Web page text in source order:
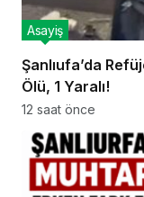
Şanlıufa’da
Ölü, 1 Yaralı!
Asayiş
12 saat önce